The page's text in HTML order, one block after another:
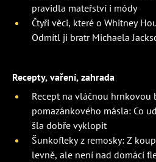
pravidla mateřství i módy
Čtyři věci, které o Whitney
Odmítl ji bratr Michaela
Recepty, vaření, zahrada
Recept na vláčnou hrnkovou
pomazánkového másla: Co
šla dobře vyklopit
Šunkofleky z remosky: Z
levně, ale není nad domácí